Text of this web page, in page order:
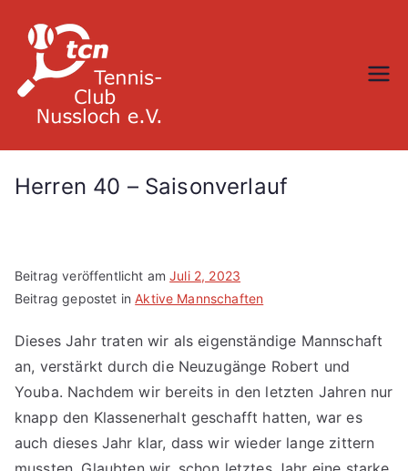
Inhalt
springen
Herren 40 – Saisonverlauf
Beitrag veröffentlicht amJuli 2, 2023
Beitrag gepostet inAktive Mannschaften
Dieses Jahr traten wir als eigenständige Mannschaft
an, verstärkt durch die Neuzugänge Robert und
Youba. Nachdem wir bereits in den letzten Jahren nur
knapp den Klassenerhalt geschafft hatten, war es
auch dieses Jahr klar, dass wir wieder lange zittern